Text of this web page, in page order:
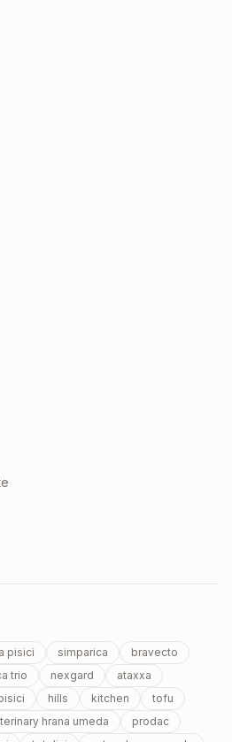
pisici simparica
bravecto
trio nexgard
ataxxa
hills kitchen
tofu
hrana umeda
prodac